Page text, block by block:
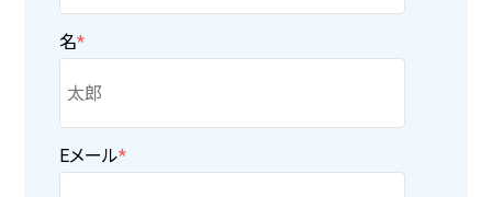
名*
Eメール*